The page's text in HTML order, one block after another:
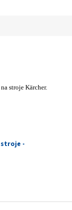
stroje Kärcher.
-